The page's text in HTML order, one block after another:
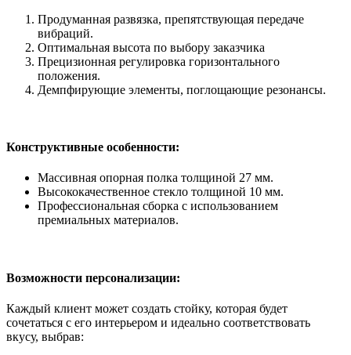
Продуманная развязка, препятствующая передаче
вибраций.
Оптимальная высота по выбору заказчика
Прецизионная регулировка горизонтального
положения.
Демпфирующие элементы, поглощающие резонансы.
Конструктивные особенности:
Массивная опорная полка толщиной 27 мм.
Высококачественное стекло толщиной 10 мм.
Профессиональная сборка с использованием
премиальных материалов.
Возможности персонализации:
Каждый клиент может создать стойку, которая будет
сочетаться с его интерьером и идеально соответствовать
вкусу, выбрав: